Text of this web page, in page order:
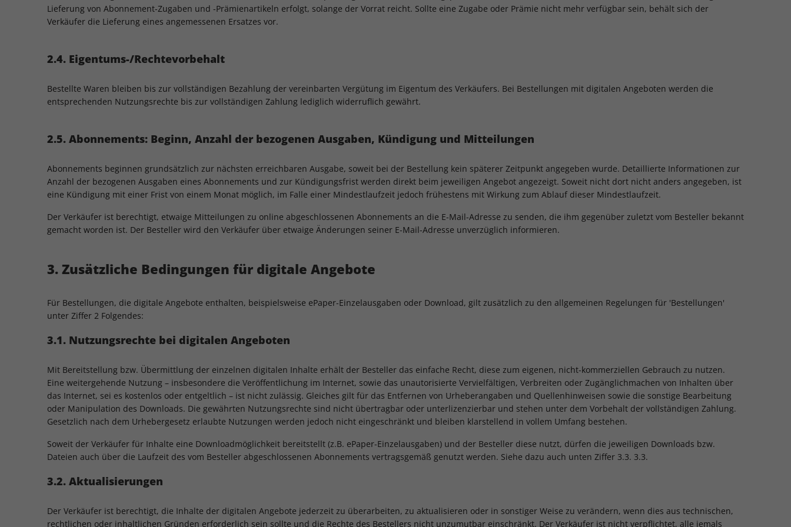
Lieferung von Abonnement-Zugaben und -Prämienartikeln erfolgt, solange der Vorrat reicht. Sollte eine Zugabe oder Prämie nicht mehr verfügbar sein, behält sich der
Verkäufer die Lieferung eines angemessenen Ersatzes vor.
2.4. Eigentums-/Rechtevorbehalt
Bestellte Waren bleiben bis zur vollständigen Bezahlung der vereinbarten Vergütung im Eigentum des Verkäufers. Bei Bestellungen mit digitalen Angeboten werden die
entsprechenden Nutzungsrechte bis zur vollständigen Zahlung lediglich widerruflich gewährt.
2.5. Abonnements: Beginn, Anzahl der bezogenen Ausgaben, Kündigung und Mitteilungen
Abonnements beginnen grundsätzlich zur nächsten erreichbaren Ausgabe, soweit bei der Bestellung kein späterer Zeitpunkt angegeben wurde. Detaillierte Informationen zur
Anzahl der bezogenen Ausgaben eines Abonnements und zur Kündigungsfrist werden direkt beim jeweiligen Angebot angezeigt. Soweit nicht dort nicht anders angegeben, ist
eine Kündigung mit einer Frist von einem Monat möglich, im Falle einer Mindestlaufzeit jedoch frühestens mit Wirkung zum Ablauf dieser Mindestlaufzeit.
Der Verkäufer ist berechtigt, etwaige Mitteilungen zu online abgeschlossenen Abonnements an die E-Mail-Adresse zu senden, die ihm gegenüber zuletzt vom Besteller bekannt
gemacht worden ist. Der Besteller wird den Verkäufer über etwaige Änderungen seiner E-Mail-Adresse unverzüglich informieren.
3. Zusätzliche Bedingungen für digitale Angebote
Für Bestellungen, die digitale Angebote enthalten, beispielsweise ePaper-Einzelausgaben oder Download, gilt zusätzlich zu den allgemeinen Regelungen für 'Bestellungen'
unter Ziffer 2 Folgendes:
3.1. Nutzungsrechte bei digitalen Angeboten
Mit Bereitstellung bzw. Übermittlung der einzelnen digitalen Inhalte erhält der Besteller das einfache Recht, diese zum eigenen, nicht-kommerziellen Gebrauch zu nutzen.
Eine weitergehende Nutzung – insbesondere die Veröffentlichung im Internet, sowie das unautorisierte Vervielfältigen, Verbreiten oder Zugänglichmachen von Inhalten über
das Internet, sei es kostenlos oder entgeltlich – ist nicht zulässig. Gleiches gilt für das Entfernen von Urheberangaben und Quellenhinweisen sowie die sonstige Bearbeitung
oder Manipulation des Downloads. Die gewährten Nutzungsrechte sind nicht übertragbar oder unterlizenzierbar und stehen unter dem Vorbehalt der vollständigen Zahlung.
Gesetzlich nach dem Urhebergesetz erlaubte Nutzungen werden jedoch nicht eingeschränkt und bleiben klarstellend in vollem Umfang bestehen.
Soweit der Verkäufer für Inhalte eine Downloadmöglichkeit bereitstellt (z.B. ePaper-Einzelausgaben) und der Besteller diese nutzt, dürfen die jeweiligen Downloads bzw.
Dateien auch über die Laufzeit des vom Besteller abgeschlossenen Abonnements vertragsgemäß genutzt werden. Siehe dazu auch unten Ziffer 3.3. 3.3.
3.2. Aktualisierungen
Der Verkäufer ist berechtigt, die Inhalte der digitalen Angebote jederzeit zu überarbeiten, zu aktualisieren oder in sonstiger Weise zu verändern, wenn dies aus technischen,
rechtlichen oder inhaltlichen Gründen erforderlich sein sollte und die Rechte des Bestellers nicht unzumutbar einschränkt. Der Verkäufer ist nicht verpflichtet, alle jemals